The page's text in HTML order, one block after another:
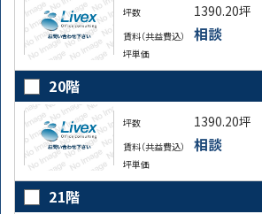
坪数 1390.20坪
賃料（共益費込） 相談
坪単価
20階
坪数 1390.20坪
賃料（共益費込） 相談
坪単価
21階